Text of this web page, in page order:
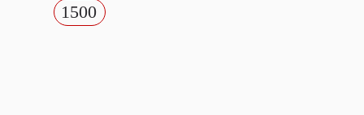
1500